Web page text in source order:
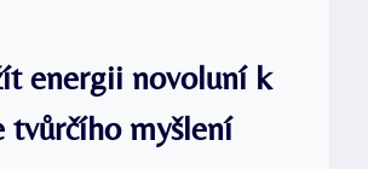
energii novoluní k
tvůrčího myšlení